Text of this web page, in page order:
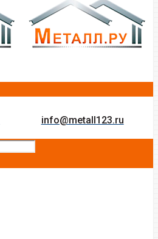
info@metall123.ru